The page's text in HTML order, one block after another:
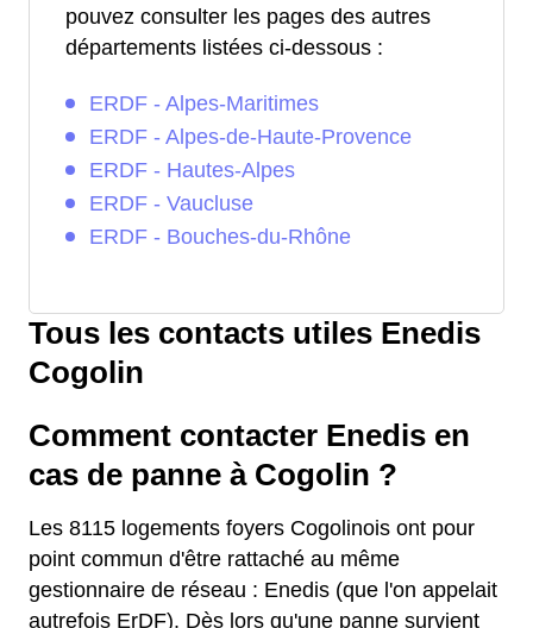
pouvez consulter les pages des autres
départements listées ci-dessous :
ERDF - Alpes-Maritimes
ERDF - Alpes-de-Haute-Provence
ERDF - Hautes-Alpes
ERDF - Vaucluse
ERDF - Bouches-du-Rhône
Tous les contacts utiles Enedis
Cogolin
Comment contacter Enedis en
cas de panne à Cogolin ?
Les 8115 logements foyers Cogolinois ont pour
point commun d'être rattaché au même
gestionnaire de réseau : Enedis (que l'on appelait
autrefois ErDF). Dès lors qu'une panne survient